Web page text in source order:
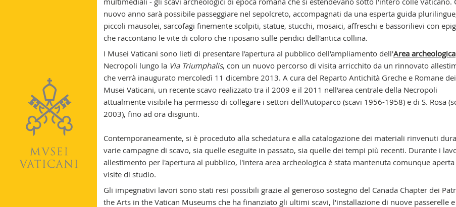
nuovo anno sarà possibile passeggiare nel sepolcreto, accompagnati da una esperta guida
piccoli mausolei, sarcofagi finemente scolpiti, statue, stucchi, mosaici, affreschi e bassorilievi con
che raccontano le vite di coloro che riposano sulle pendici dell'antica collina.
I Musei Vaticani sono lieti di presentare l'apertura al pubblico dell'ampliamento dell'Area archeologica
Necropoli lungo la Via Triumphalis, con un nuovo percorso di visita arricchito da un rinnovato
che verrà inaugurato mercoledì 11 dicembre 2013. A cura del Reparto Antichità Greche e Romane dei
Musei Vaticani, un recente scavo realizzato tra il 2009 e il 2011 nell'area centrale della Necropoli
attualmente visibile ha permesso di collegare i settori dell'Autoparco (scavi 1956-1958) e di S. Rosa
2003), fino ad ora disgiunti.
Contemporaneamente, si è proceduto alla schedatura e alla catalogazione dei materiali rinvenuti
varie campagne di scavo, sia quelle eseguite in passato, sia quelle dei tempi più recenti. Durante i
allestimento per l'apertura al pubblico, l'intera area archeologica è stata mantenuta comunque
visite di studio.
Gli impegnativi lavori sono stati resi possibili grazie al generoso sostegno del Canada Chapter dei
the Arts in the Vatican Museums che ha finanziato gli ultimi scavi, l'installazione di nuove passerelle e